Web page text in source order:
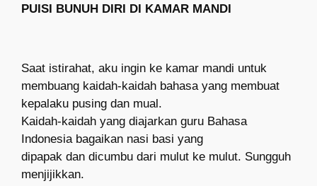
PUISI BUNUH DIRI DI KAMAR MANDI
Saat istirahat, aku ingin ke kamar mandi untuk
membuang kaidah-kaidah bahasa yang membuat
kepalaku pusing dan mual.
Kaidah-kaidah yang diajarkan guru Bahasa
Indonesia bagaikan nasi basi yang
dipapak dan dicumbu dari mulut ke mulut. Sungguh
menjijikkan.